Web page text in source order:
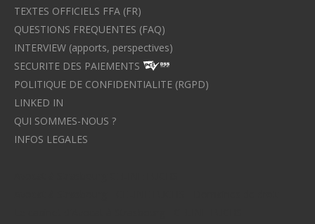
TEXTES OFFICIELS FFA (FR)
QUESTIONS FREQUENTES (FAQ)
INTERVIEW (apports, perspectives)
SECURITE DES PAIEMENTS
POLITIQUE DE CONFIDENTIALITE (RGPD)
LINKED IN
QUI SOMMES-NOUS ?
INFOS LEGALES